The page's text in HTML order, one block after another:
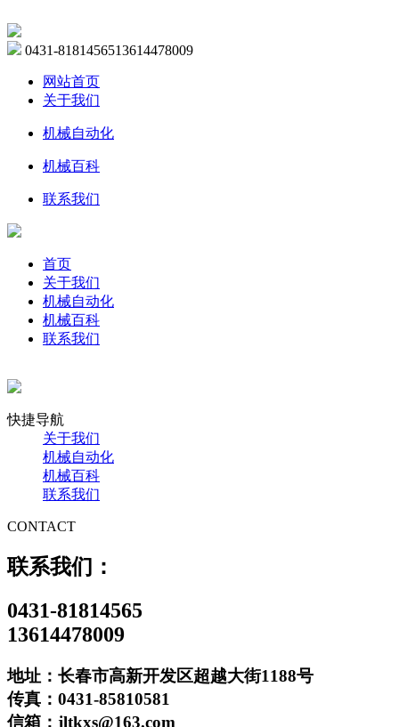
0431-8181456513614478009
网站首页
关于我们
机械自动化
机械百科
联系我们
首页
关于我们
机械自动化
机械百科
联系我们
快捷导航
关于我们
机械自动化
机械百科
联系我们
CONTACT
联系我们：
0431-81814565
13614478009
地址：长春市高新开发区超越大街1188号
传真：0431-85810581
信箱：jltkxs@163.com